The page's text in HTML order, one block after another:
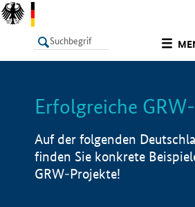
LISTE
Erfolgreiche
Auf der folgenden
finden Sie konkrete
GRW-Projekte!